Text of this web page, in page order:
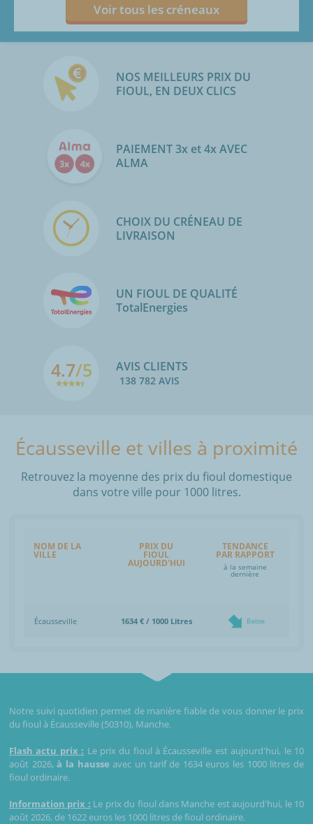
Voir tous les créneaux
NOS MEILLEURS PRIX DU
FIOUL, EN DEUX CLICS
PAIEMENT 3x et 4x AVEC
ALMA
CHOIX DU CRÉNEAU DE
LIVRAISON
UN FIOUL DE QUALITÉ
TotalEnergies
4.7/5 AVIS CLIENTS
138 782 AVIS
Écausseville et villes à proximité
Retrouvez la moyenne des prix du fioul domestique
dans votre ville pour 1000 litres.
NOM DE LA
VILLE
PRIX DU
FIOUL
AUJOURD'HUI
TENDANCE
PAR RAPPORT
à la semaine
dernière
Écausseville 1634 € / 1000 Litres Baisse
Notre suivi quotidien permet de manière fiable de vous donner le prix
du fioul à Écausseville (50310), Manche.
Flash actu prix : Le prix du fioul à Écausseville est aujourd'hui, le 10
août 2026,à la hausse avec un tarif de 1634 euros les 1000 litres de
fioul ordinaire.
Information prix : Le prix du fioul dans Manche est aujourd'hui, le 10
août 2026, de 1622 euros les 1000 litres de fioul ordinaire.